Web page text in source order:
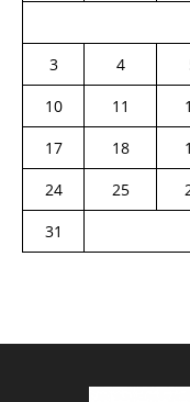
3
4
10
11
17
18
24
25
31